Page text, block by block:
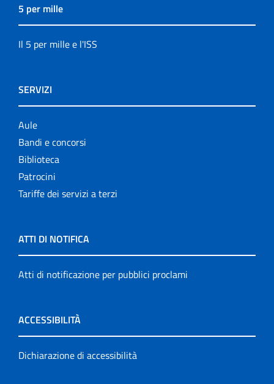
5 per mille
Il 5 per mille e l'ISS
SERVIZI
Aule
Bandi e concorsi
Biblioteca
Patrocini
Tariffe dei servizi a terzi
ATTI DI NOTIFICA
Atti di notificazione per pubblici proclami
ACCESSIBILITÀ
Dichiarazione di accessibilità